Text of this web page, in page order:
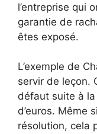
l’entreprise qui
garantie de
êtes exposé.
L’exemple de
servir de leçon.
défaut suite à
d’euros. Même
résolution, cela